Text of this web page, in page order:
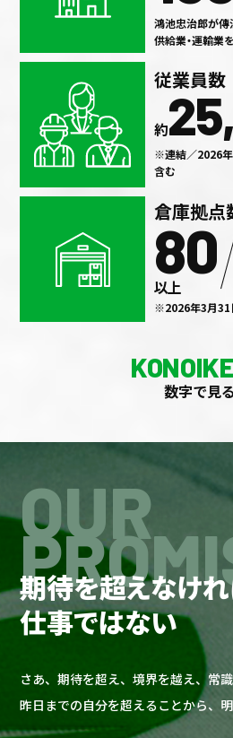
鴻池忠治郎が傳
供給業・運輸業
従業員数
約
※連結／2026
含む
倉庫拠点
80
以上
※2026年3月31
数字で見
OUR
期待を超えなけれ
仕事ではない
さあ、期待を超え、境界を越え、常識
昨日までの自分を超えることから、